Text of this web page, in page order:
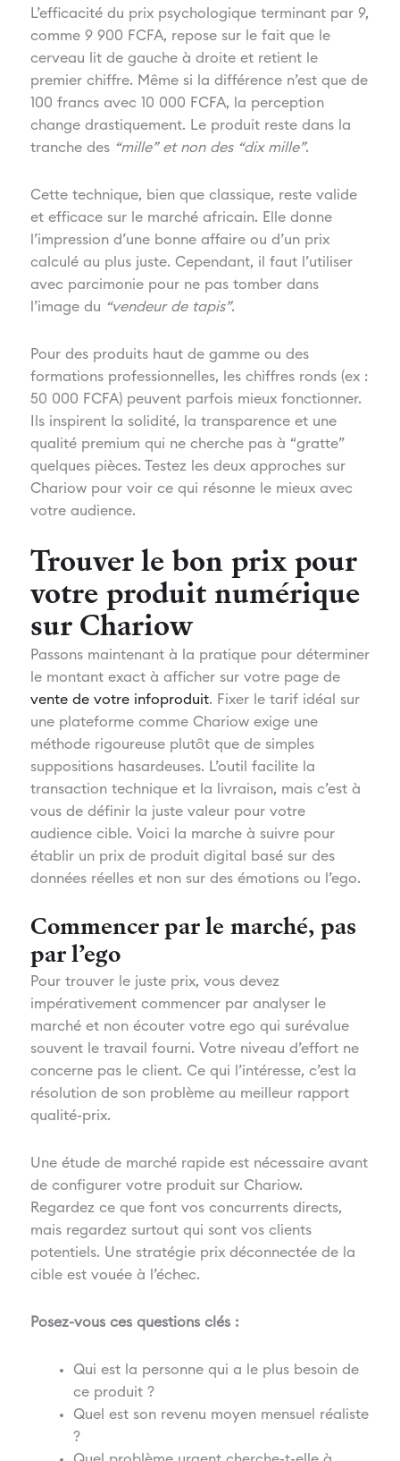
L’efficacité du prix psychologique terminant par 9,
comme 9 900 FCFA, repose sur le fait que le
cerveau lit de gauche à droite et retient le
premier chiffre. Même si la différence n’est que de
100 francs avec 10 000 FCFA, la perception
change drastiquement. Le produit reste dans la
tranche des “mille” et non des “dix mille”.
Cette technique, bien que classique, reste valide
et efficace sur le marché africain. Elle donne
l’impression d’une bonne affaire ou d’un prix
calculé au plus juste. Cependant, il faut l’utiliser
avec parcimonie pour ne pas tomber dans
l’image du “vendeur de tapis”.
Pour des produits haut de gamme ou des
formations professionnelles, les chiffres ronds (ex :
50 000 FCFA) peuvent parfois mieux fonctionner.
Ils inspirent la solidité, la transparence et une
qualité premium qui ne cherche pas à “gratte”
quelques pièces. Testez les deux approches sur
Chariow pour voir ce qui résonne le mieux avec
votre audience.
Trouver le bon prix pour
votre produit numérique
sur Chariow
Passons maintenant à la pratique pour déterminer
le montant exact à afficher sur votre page de
vente de votre infoproduit. Fixer le tarif idéal sur
une plateforme comme Chariow exige une
méthode rigoureuse plutôt que de simples
suppositions hasardeuses. L’outil facilite la
transaction technique et la livraison, mais c’est à
vous de définir la juste valeur pour votre
audience cible. Voici la marche à suivre pour
établir un prix de produit digital basé sur des
données réelles et non sur des émotions ou l’ego.
Commencer par le marché, pas
par l’ego
Pour trouver le juste prix, vous devez
impérativement commencer par analyser le
marché et non écouter votre ego qui surévalue
souvent le travail fourni. Votre niveau d’effort ne
concerne pas le client. Ce qui l’intéresse, c’est la
résolution de son problème au meilleur rapport
qualité-prix.
Une étude de marché rapide est nécessaire avant
de configurer votre produit sur Chariow.
Regardez ce que font vos concurrents directs,
mais regardez surtout qui sont vos clients
potentiels. Une stratégie prix déconnectée de la
cible est vouée à l’échec.
Posez-vous ces questions clés :
Qui est la personne qui a le plus besoin de
ce produit ?
Quel est son revenu moyen mensuel réaliste
?